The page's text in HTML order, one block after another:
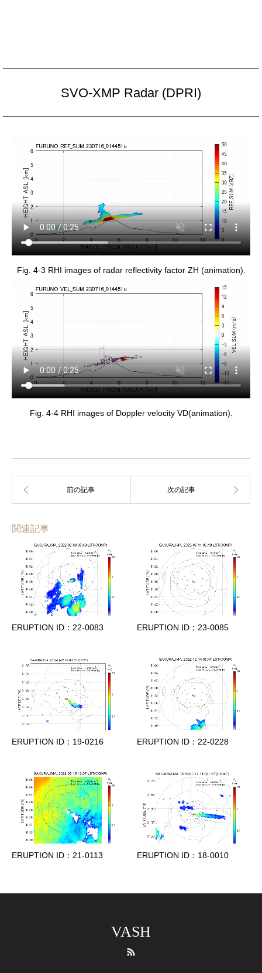
SVO-XMP Radar (DPRI)
Fig. 4-3 RHI images of radar reflectivity factor ZH (animation).
Fig. 4-4 RHI images of Doppler velocity VD(animation).
関連記事
ERUPTION ID：22-0083 ERUPTION ID：23-0085
ERUPTION ID：19-0216 ERUPTION ID：22-0228
ERUPTION ID：21-0113 ERUPTION ID：18-0010
VASH